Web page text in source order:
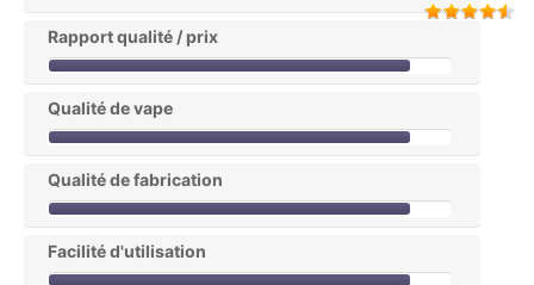
Rapport qualité / prix
Qualité de vape
Qualité de fabrication
Facilité d'utilisation